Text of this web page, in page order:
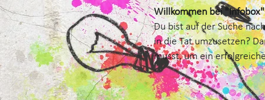
Willkommen bei
Du bist auf der Suche
in die Tat umzusetzen?
musst, um ein